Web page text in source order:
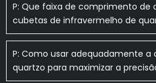
P: Que faixa de comprimento de
cubetas de infravermelho de
P: Como usar adequadamente a
quartzo para maximizar a